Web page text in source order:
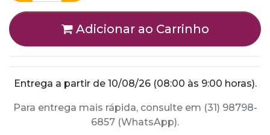
Adicionar ao Carrinho
Entrega a partir de 10/08/26 (08:00 às 9:00 horas).
Para entrega mais rápida, consulte em (31) 98798-
6857 (WhatsApp).